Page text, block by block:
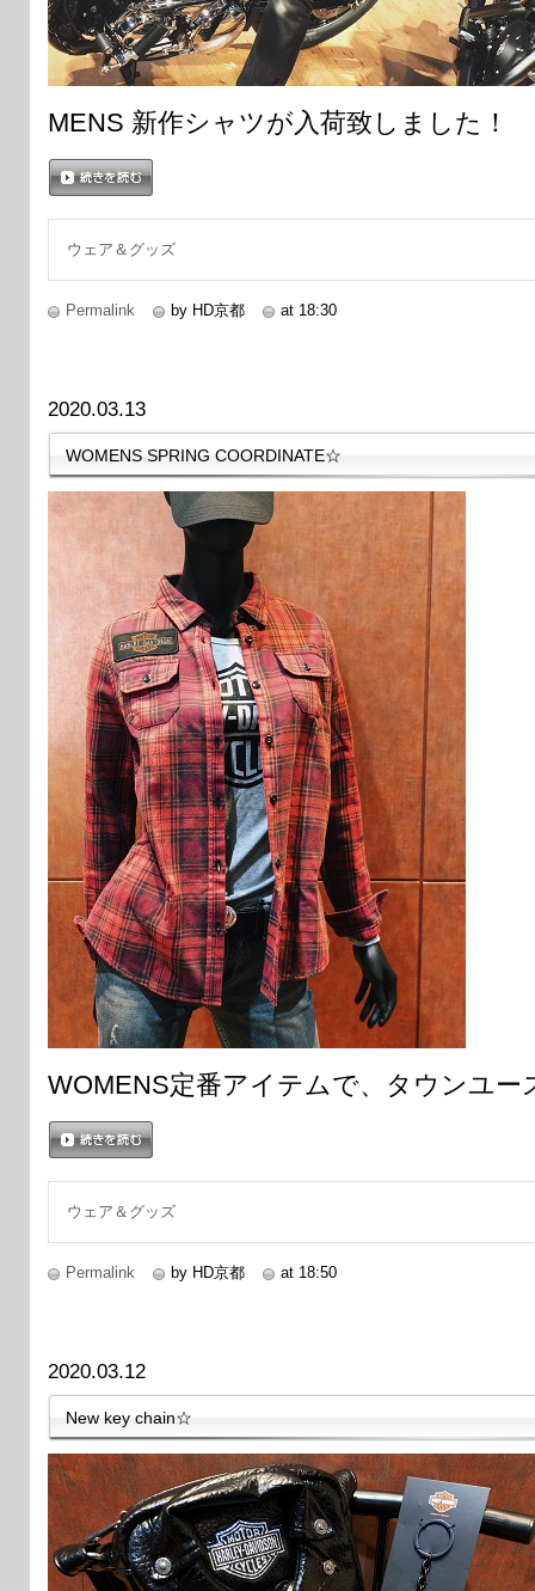
MENS 新作シャツが入荷致しました！
ウェア＆グッズ
Permalink by HD京都 at 18:30
2020.03.13
WOMENS SPRING COORDINATE☆
WOMENS定番アイテムで、タウンユ
ウェア＆グッズ
Permalink by HD京都 at 18:50
2020.03.12
New key chain☆